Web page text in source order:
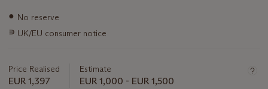
Important
about
● No reserve
∍ UK/EU consumer notice
Price Realised
EUR 1,397
Estimate
EUR 1,000 - EUR 1,500